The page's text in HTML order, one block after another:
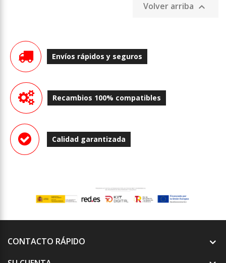
Volver arriba 
Envíos rápidos y seguros
Recambios 100% compatibles
Calidad garantizada
CONTACTO RÁPIDO